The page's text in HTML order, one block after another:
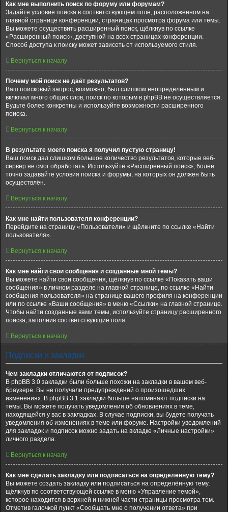
Как мне выполнить поиск по форуму или форумам?
Задайте условие поиска в соответствующем поле, расположенном на
главной странице конференции, страницах просмотра форума или темы.
Вы можете осуществить расширенный поиск, щёлкнув по ссылке
«Расширенный поиск», доступной на всех страницах конференции.
Способ доступа к поиску может зависеть от используемого стиля.
Вернуться к началу
Почему мой поиск не даёт результатов?
Ваш поисковый запрос, возможно, был слишком неопределённым и
включал много общих слов, поиск по которым в phpBB не осуществляется.
Будьте более конкретны и используйте возможности расширенного
поиска.
Вернуться к началу
В результате моего поиска я получил пустую страницу!
Ваш поиск дал слишком большое количество результатов, которые веб-
сервер не смог обработать. Используйте «Расширенный поиск», более
точно задавайте условия поиска и форумы, на которых он должен быть
осуществлён.
Вернуться к началу
Как мне найти пользователя конференции?
Перейдите на страницу «Пользователи» и щёлкните по ссылке «Найти
пользователя».
Вернуться к началу
Как мне найти свои сообщения и созданные мной темы?
Вы можете найти свои сообщения, щёлкнув по ссылке «Показать ваши
сообщения» в личном разделе на главной странице, по ссылке «Найти
сообщения пользователя» на странице вашего профиля на конференции
или по ссылке «Ваши сообщения» в меню «Ссылки» на главной странице.
Чтобы найти созданные вами темы, используйте страницу расширенного
поиска, заполнив соответствующие поля.
Вернуться к началу
Подписки и закладки
Чем закладки отличаются от подписок?
В phpBB 3.0 закладки были больше похожи на закладки в вашем веб-
браузере. Вы не получали предупреждений о произошедших
изменениях. В phpBB 3.1 закладки больше напоминают подписки на
темы. Вы можете получать уведомления об обновлениях в теме,
находящейся у вас в закладках. В случае подписки, вы будете получать
уведомления об изменениях в теме или форуме. Настройки уведомлений
для закладок и подписок можно задать на вкладке «Личные настройки»
личного раздела.
Вернуться к началу
Как мне сделать закладку или подписаться на определённую тему?
Вы можете создать закладку или подписаться на определённую тему,
щёлкнув по соответствующей ссылке в меню «Управление темой»,
которое находится в верхней и нижней части страницы просмотра тем.
Отметив галочкой пункт «Сообщать мне о получении ответа» при